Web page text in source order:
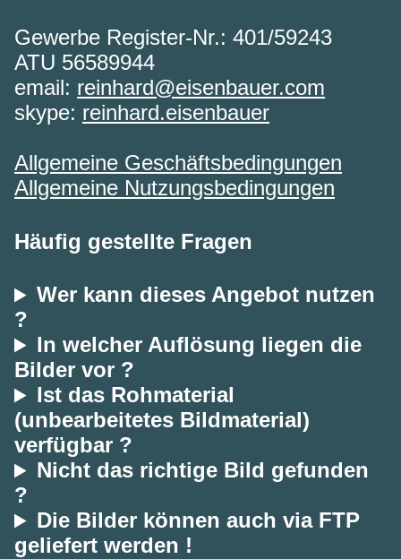
Gewerbe Register-Nr.: 401/59243
ATU 56589944
email: reinhard@eisenbauer.com
skype: reinhard.eisenbauer
Allgemeine Geschäftsbedingungen
Allgemeine Nutzungsbedingungen
Häufig gestellte Fragen
Wer kann dieses Angebot nutzen
?
In welcher Auflösung liegen die
Bilder vor ?
Ist das Rohmaterial
(unbearbeitetes Bildmaterial)
verfügbar ?
Nicht das richtige Bild gefunden
?
Die Bilder können auch via FTP
geliefert werden !